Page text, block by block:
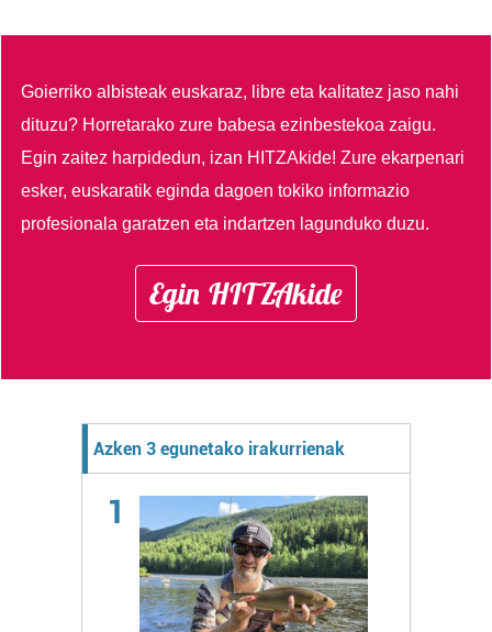
Goierriko albisteak euskaraz, libre eta kalitatez jaso nahi
dituzu? Horretarako zure babesa ezinbestekoa zaigu.
Egin zaitez harpidedun, izan HITZAkide!Zure ekarpenari
esker, euskaratik eginda dagoen tokiko informazio
profesionala garatzen eta indartzen lagunduko duzu.
Egin HITZAkide
Azken 3 egunetako irakurrienak
1